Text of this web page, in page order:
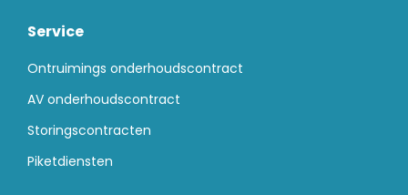
Service
Ontruimings onderhoudscontract
AV onderhoudscontract
Storingscontracten
Piketdiensten